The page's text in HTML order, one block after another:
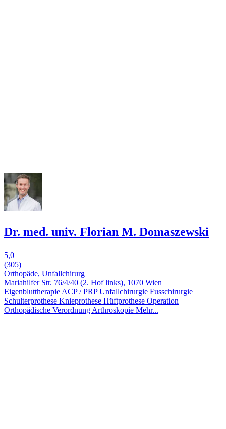
Dr. med. univ. Florian M. Domaszewski
5,0
(305)
Orthopäde, Unfallchirurg
Mariahilfer Str. 76/4/40 (2. Hof links), 1070 Wien
Eigenbluttherapie ACP / PRPUnfallchirurgie Fusschirurgie
Schulterprothese Knieprothese Hüftprothese Operation
Orthopädische Verordnung Arthroskopie Mehr...